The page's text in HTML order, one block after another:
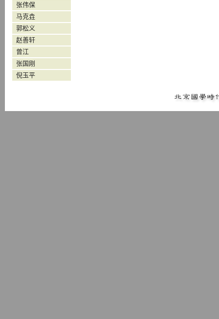
张伟保
马克垚
郭松义
赵善轩
曾江
张国刚
倪玉平